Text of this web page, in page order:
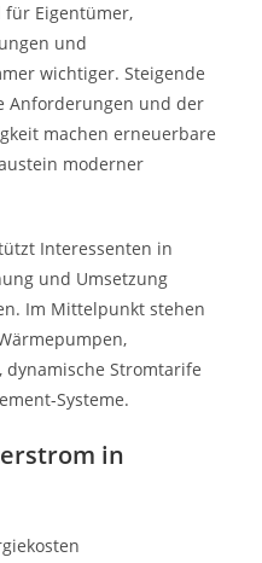
für Eigentümer,
und
wichtiger. Steigende
Anforderungen und der
machen erneuerbare
moderner
Interessenten in
und Umsetzung
Im Mittelpunkt stehen
Stromtarife
Systeme.
in